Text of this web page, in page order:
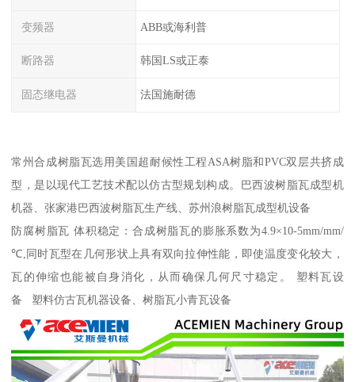
变频器 ABB或海利普
断路器 韩国LS或正泰
固态继电器 法国施耐德
常州合成树脂瓦选用美国超耐候性工程ASA树脂和PVC双层共挤成
型，是以现代工艺技术配以仿古型规划构成。巴西波树脂瓦成型机
机器、张家港巴西波树脂瓦生产线、苏州浪树脂瓦成型机设备
防腐树脂瓦 体积稳定：合成树脂瓦的膨胀系数为4.9×10-5mm/mm/
℃,同时瓦型在几何形状上具有双向拉伸性能，即使温度变化较大，
瓦的伸缩也能被自身消化，从而确保几何尺寸稳定。 塑料瓦设
备 塑料仿古瓦机器设备、树脂瓦小青瓦设备